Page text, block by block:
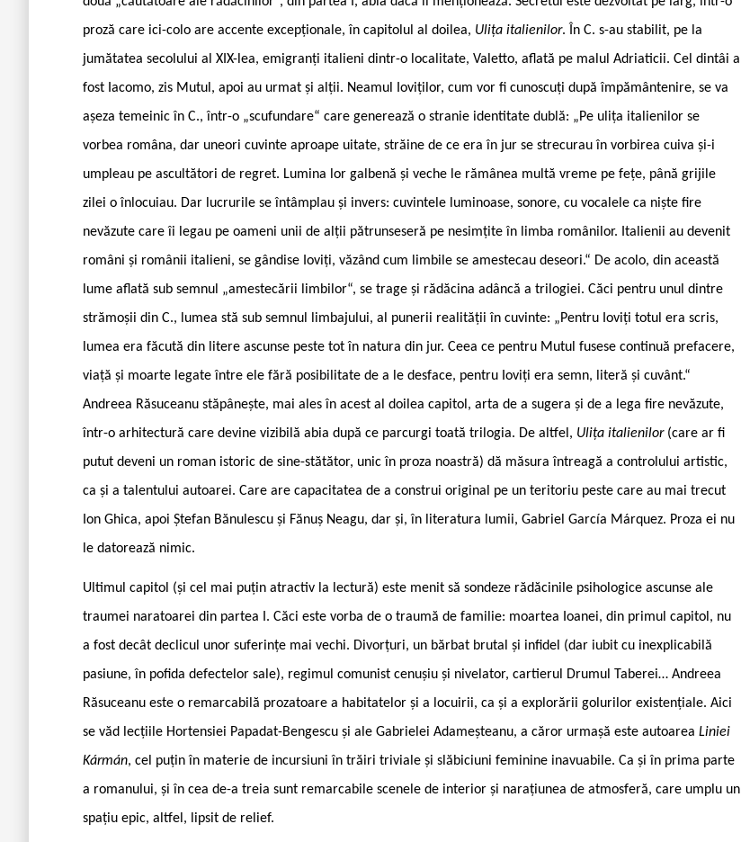
proză care ici-colo are accente excepționale, în capitolul al doilea, Ulița italienilor. În C. s-au stabilit, pe la
jumătatea secolului al XIX-lea, emigranți italieni dintr-o localitate, Valetto, aflată pe malul Adriaticii. Cel dintâi a
fost Iacomo, zis Mutul, apoi au urmat și alții. Neamul Ioviților, cum vor fi cunoscuți după împământenire, se va
așeza temeinic în C., într-o „scufundare“ care generează o stranie identitate dublă: „Pe ulița italienilor se
vorbea româna, dar uneori cuvinte aproape uitate, străine de ce era în jur se strecurau în vorbirea cuiva și-i
umpleau pe ascultători de regret. Lumina lor galbenă și veche le rămânea multă vreme pe fețe, până grijile
zilei o înlocuiau. Dar lucrurile se întâmplau și invers: cuvintele luminoase, sonore, cu vocalele ca niște fire
nevăzute care îi legau pe oameni unii de alții pătrunseseră pe nesimțite în limba românilor. Italienii au devenit
români și românii italieni, se gândise Ioviți, văzând cum limbile se amestecau deseori.“ De acolo, din această
lume aflată sub semnul „amestecării limbilor“, se trage și rădăcina adâncă a trilogiei. Căci pentru unul dintre
strămoșii din C., lumea stă sub semnul limbajului, al punerii realității în cuvinte: „Pentru Ioviți totul era scris,
lumea era făcută din litere ascunse peste tot în natura din jur. Ceea ce pentru Mutul fusese continuă prefacere,
viață și moarte legate între ele fără posibilitate de a le desface, pentru Ioviți era semn, literă și cuvânt.“
Andreea Răsuceanu stăpânește, mai ales în acest al doilea capitol, arta de a sugera și de a lega fire nevăzute,
într-o arhitectură care devine vizibilă abia după ce parcurgi toată trilogia. De altfel, Ulița italienilor (care ar fi
putut deveni un roman istoric de sine-stătător, unic în proza noastră) dă măsura întreagă a controlului artistic,
ca și a talentului autoarei. Care are capacitatea de a construi original pe un teritoriu peste care au mai trecut
Ion Ghica, apoi Ștefan Bănulescu și Fănuș Neagu, dar și, în literatura lumii, Gabriel García Márquez. Proza ei nu
le datorează nimic.
Ultimul capitol (și cel mai puțin atractiv la lectură) este menit să sondeze rădăcinile psihologice ascunse ale
traumei naratoarei din partea I. Căci este vorba de o traumă de familie: moartea Ioanei, din primul capitol, nu
a fost decât declicul unor suferințe mai vechi. Divorțuri, un bărbat brutal și infidel (dar iubit cu inexplicabilă
pasiune, în pofida defectelor sale), regimul comunist cenușiu și nivelator, cartierul Drumul Taberei… Andreea
Răsuceanu este o remarcabilă prozatoare a habitatelor și a locuirii, ca și a explorării golurilor existențiale. Aici
se văd lecțiile Hortensiei Papadat-Bengescu și ale Gabrielei Adameșteanu, a căror urmașă este autoarea Liniei
Kármán, cel puțin în materie de incursiuni în trăiri triviale și slăbiciuni feminine inavuabile. Ca și în prima parte
a romanului, și în cea de-a treia sunt remarcabile scenele de interior și narațiunea de atmosferă, care umplu un
spațiu epic, altfel, lipsit de relief.